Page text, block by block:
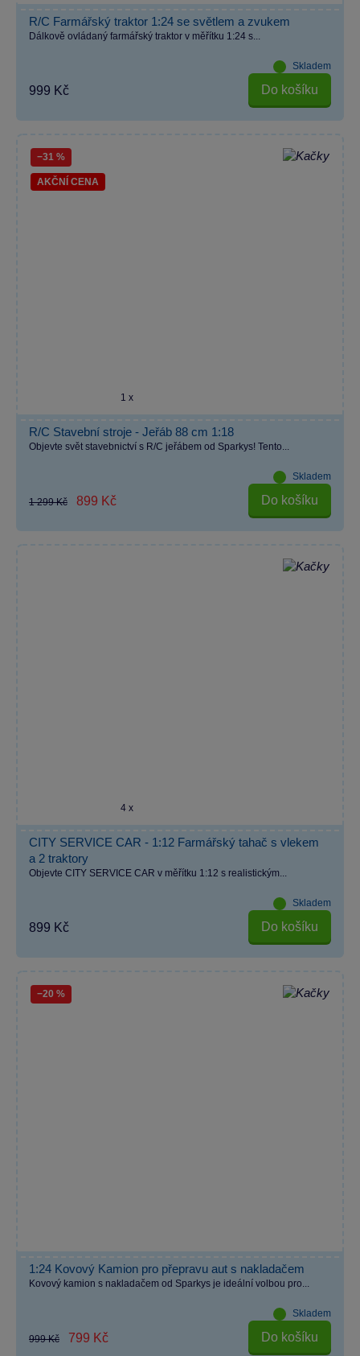
R/C Farmářský traktor 1:24 se světlem a zvukem
Dálkově ovládaný farmářský traktor v měřítku 1:24 s...
Skladem
999 Kč Do košíku
−31 %
AKČNÍ CENA
1 x
R/C Stavební stroje - Jeřáb 88 cm 1:18
Objevte svět stavebnictví s R/C jeřábem od Sparkys! Tento...
Skladem
1 299 Kč 899 Kč Do košíku
4 x
CITY SERVICE CAR - 1:12 Farmářský tahač s vlekem
a 2 traktory
Objevte CITY SERVICE CAR v měřítku 1:12 s realistickým...
Skladem
899 Kč Do košíku
−20 %
1:24 Kovový Kamion pro přepravu aut s nakladačem
Kovový kamion s nakladačem od Sparkys je ideální volbou pro...
Skladem
999 Kč 799 Kč Do košíku